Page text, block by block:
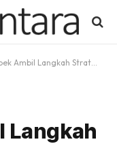
Pagi, Ada Perubahan Jadwal Penting yang Wajib Anda Tahu!
Langkah